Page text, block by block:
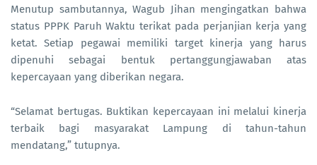
Menutup sambutannya, Wagub Jihan mengingatkan bahwa
status PPPK Paruh Waktu terikat pada perjanjian kerja yang
ketat. Setiap pegawai memiliki target kinerja yang harus
dipenuhi sebagai bentuk pertanggungjawaban atas
kepercayaan yang diberikan negara.
“Selamat bertugas. Buktikan kepercayaan ini melalui kinerja
terbaik bagi masyarakat Lampung di tahun-tahun
mendatang,” tutupnya.